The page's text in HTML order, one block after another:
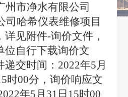
州市净水有限公司
司哈希仪表维修项目
见附件-询价文件，
位自行下载询价文
交时间：2022年5月
时00分，询价响应文
年5月31日15时00